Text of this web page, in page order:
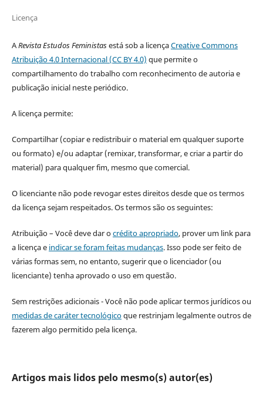
Licença
ARevista Estudos Feministasestá sob a licençaCreative Commons
Atribuição 4.0 Internacional (CC BY 4.0) que permite o
compartilhamento do trabalho com reconhecimento de autoria e
publicação inicial neste periódico.
A licença permite:
Compartilhar (copiar e redistribuir o material em qualquer suporte
ou formato) e/ou adaptar (remixar, transformar, e criar a partir do
material) para qualquer fim, mesmo que comercial.
O licenciante não pode revogar estes direitos desde que os termos
da licença sejam respeitados. Os termos são os seguintes:
Atribuição – Você deve dar ocrédito apropriado, prover um link para
a licença e indicar se foram feitas mudanças. Isso pode ser feito de
várias formas sem, no entanto, sugerir que o licenciador (ou
licenciante) tenha aprovado o uso em questão.
Sem restrições adicionais - Você não pode aplicar termos jurídicos ou
medidas de caráter tecnológicoque restrinjam legalmente outros de
fazerem algo permitido pela licença.
Artigos mais lidos pelo mesmo(s) autor(es)